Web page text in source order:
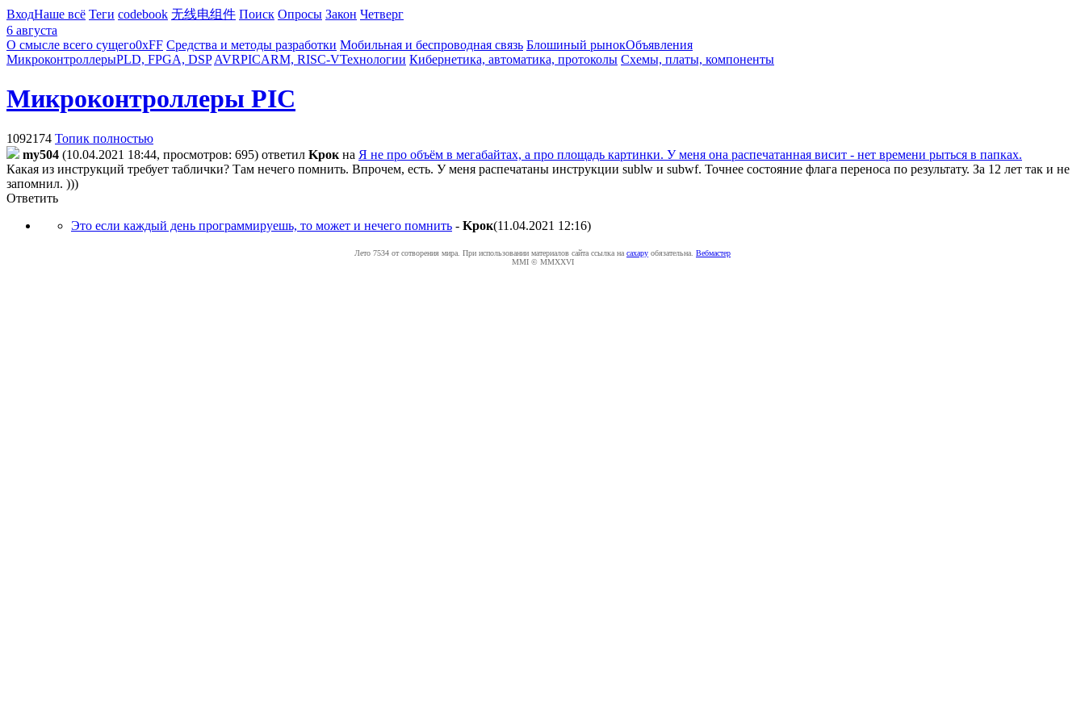
ВходНаше всё Теги codebook 无线电组件 Поиск Опросы Закон Четверг
6 августа
О смысле всего сущего0xFF Средства и методы разработки Мобильная и беспроводная связь Блошиный рынокОбъявления
МикроконтроллерыPLD, FPGA, DSP AVRPICARM, RISC-VТехнологии Кибернетика, автоматика, протоколы Схемы, платы, компоненты
Микроконтроллеры PIC
1092174 Топик полностью
my504 (10.04.2021 18:44, просмотров: 695) ответил Kpoк на Я не про объём в мегабайтах, а про площадь картинки. У меня она распечатанная висит - нет времени рыться в папках.
Какая из инструкций требует таблички? Там нечего помнить. Впрочем, есть. У меня распечатаны инструкции sublw и subwf. Точнее состояние флага переноса по результату. За 12 лет так и не
запомнил. )))
Ответить
Это если каждый день программируешь, то может и нечего помнить - Kpoк(11.04.2021 12:16)
Лето 7534 от сотворения мира. При использовании материалов сайта ссылка на caxapу обязательна. Вебмастер
MMI © MMXXVI